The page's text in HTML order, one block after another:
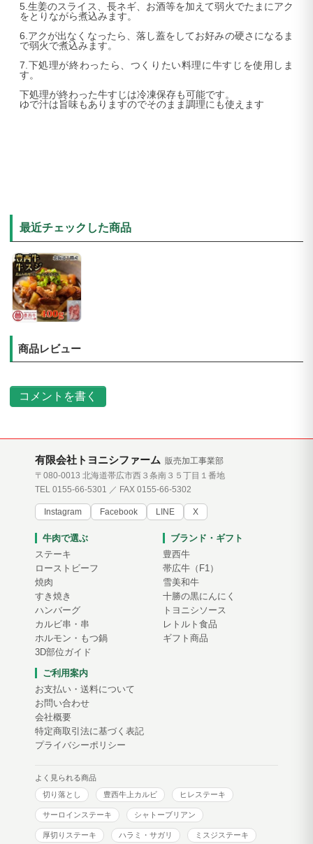
5.生姜のスライス、長ネギ、お酒等を加えて弱火でたまにアク
をとりながら煮込みます。
6.アクが出なくなったら、落し蓋をしてお好みの硬さになるま
で弱火で煮込みます。
7.下処理が終わったら、つくりたい料理に牛すじを使用しま
す。
下処理が終わった牛すじは冷凍保存も可能です。
ゆで汁は旨味もありますのでそのまま調理にも使えます
最近チェックした商品
商品レビュー
コメントを書く
有限会社トヨニシファーム 販売加工事業部
〒080-0013 北海道帯広市西３条南３５丁目１番地
TEL 0155-66-5301 ／ FAX 0155-66-5302
Instagram Facebook LINE X
牛肉で選ぶ
ステーキ
ローストビーフ
焼肉
すき焼き
ハンバーグ
カルビ串・串
ホルモン・もつ鍋
3D部位ガイド
ブランド・ギフト
豊西牛
帯広牛（F1）
雪美和牛
十勝の黒にんにく
トヨニシソース
レトルト食品
ギフト商品
ご利用案内
お支払い・送料について
お問い合わせ
会社概要
特定商取引法に基づく表記
プライバシーポリシー
よく見られる商品
切り落とし
豊西牛上カルビ ヒレステーキ
サーロインステーキ シャトーブリアン
厚切りステーキ ハラミ・サガリ ミスジステーキ